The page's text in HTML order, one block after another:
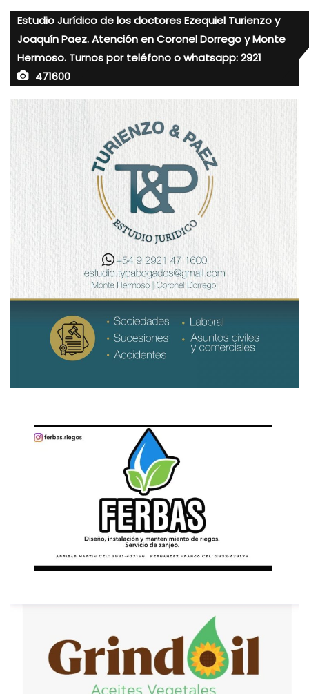
Estudio Jurídico de los doctores Ezequiel Turienzo y
Joaquín Paez. Atención en Coronel Dorrego y Monte
Hermoso. Turnos por teléfono o whatsapp: 2921
471600